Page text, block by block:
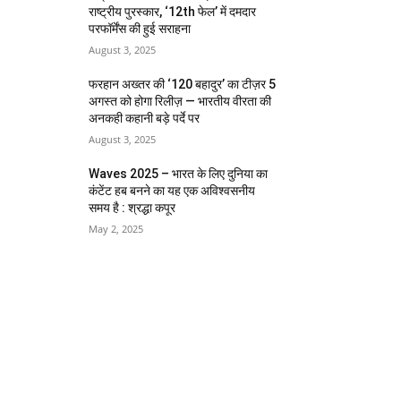
राष्ट्रीय पुरस्कार, ‘12th फेल’ में दमदार
परफॉर्मेंस की हुई सराहना
August 3, 2025
फरहान अख्तर की ‘120 बहादुर’ का टीज़र 5
अगस्त को होगा रिलीज़ — भारतीय वीरता की
अनकही कहानी बड़े पर्दे पर
August 3, 2025
Waves 2025 – भारत के लिए दुनिया का
कंटेंट हब बनने का यह एक अविश्वसनीय
समय है : श्रद्धा कपूर
May 2, 2025